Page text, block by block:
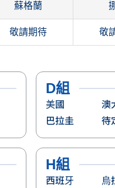
蘇格蘭
敬請期待 敬
D組
美國
巴拉圭
澳
待
H組
西班牙
烏